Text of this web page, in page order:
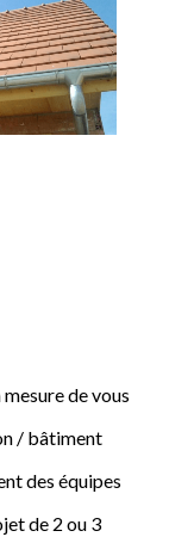
de vous
/ bâtiment
des équipes
de 2 ou 3